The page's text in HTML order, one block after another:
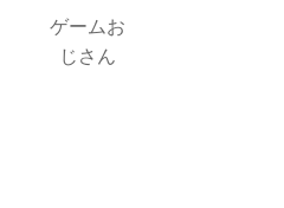
ゲームお
じさん